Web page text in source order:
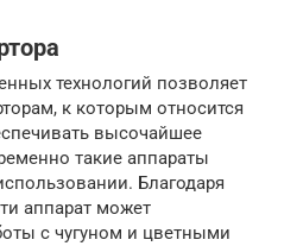
технологий позволяет
к которым относится
высочайшее
такие аппараты
Благодаря
аппарат может
с чугуном и цветными